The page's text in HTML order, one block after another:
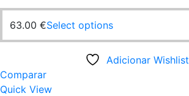
63.00 €Select options
Adicionar Wishlist
Comparar
Quick View